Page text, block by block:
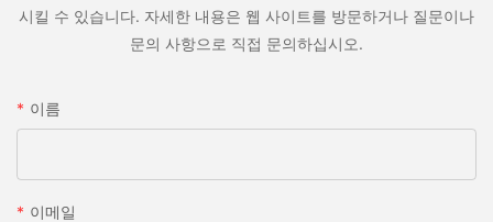
시킬 수 있습니다. 자세한 내용은 웹 사이트를 방문하거나 질문이나
문의 사항으로 직접 문의하십시오.
이름
이메일